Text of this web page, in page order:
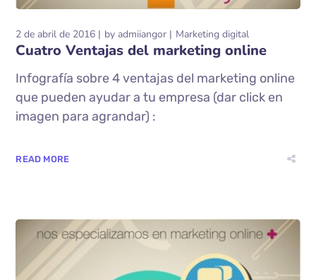
2 de abril de 2016 by admiiangor Marketing digital
Cuatro Ventajas del marketing online
Infografía sobre 4 ventajas del marketing online
que pueden ayudar a tu empresa (dar click en
imagen para agrandar) :
READ MORE